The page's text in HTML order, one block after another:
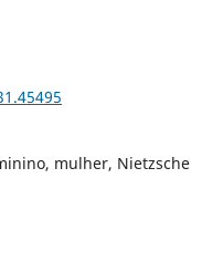
mulher, Nietzsche